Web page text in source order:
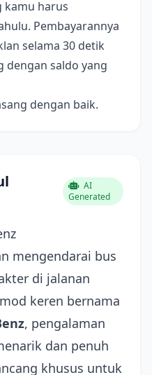
kamu harus
Pembayarannya
selama 30 detik
dengan saldo yang
dengan baik.
AI
Generated
mengendarai bus
di jalanan
keren bernama
, pengalaman
dan penuh
khusus untuk